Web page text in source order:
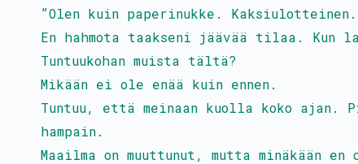
”Olen kuin paperinukke. Kaksiulotteinen.
En hahmota taakseni jäävää tilaa. Kun
Tuntuukohan muista tältä?
Mikään ei ole enää kuin ennen.
Tuntuu, että meinaan kuolla koko ajan.
hampain.
Maailma on muuttunut, mutta minäkään en